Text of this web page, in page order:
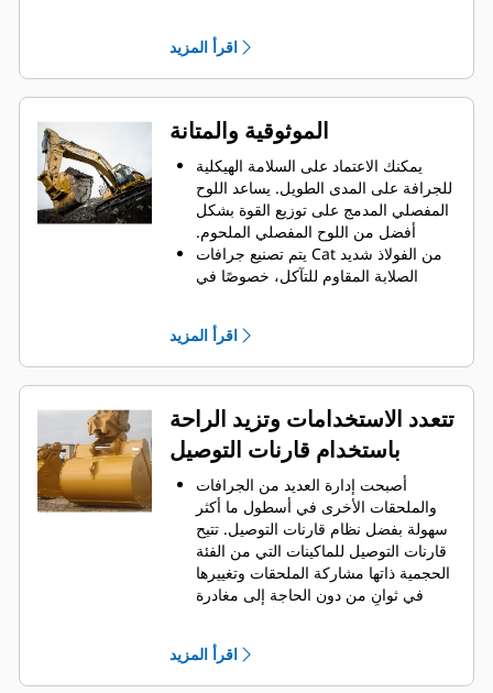
عدم سحب الجزء السفلي من الجرافة،
يزيد استهلاك الوقود إلى الحد الأقصى
أثناء الحفر. تم تصميم جرافات Cat بحيث
تخترق المواد بمنتهى السرعة لتحسين
تحميل كمية أكبر من المواد في أقل وقت
ممكن. يساعد شكل الجرافة والقضبان
الجانبية على الاحتفاظ بمعظم المواد في
الجرافة لكل حمولة.
اقرأ المزيد
الموثوقية والمتانة
يمكنك الاعتماد على السلامة الهيكلية
للجرافة على المدى الطويل. ‏‫يساعد اللوح
المفصلي المدمج على توزيع القوة بشكل
أفضل من اللوح المفصلي الملحوم.
يتم تصنيع جرافات Cat من الفولاذ شديد
الصلابة المقاوم للتآكل، خصوصًا في
يمكنك حماية أهم المناطق التي تتعرض
للتآكل المفرط في الجرافة باستخدام
أدوات التعشيق الأرضية (GET) من Cat .
‏‫تحافظ واقيات القضبان الجانبية والقواطع
الجانبية على أجزاء الجرافة التي تحتك
بالمواد وتخترقها بأكبر قدر.
يمكنك خفض تكاليف الصيانة باختيار
أدوات التعشيق الأرضية (GET) المناسبة
لجرافتك وتطبيقاتك.
تتوفر خيارات متنوعة من أطراف
الجرافات بما يتناسب مع تطبيقاتك.‬ سواء
كنت بحاجة إلى تنظيف الأرض وتسويتها أو
الحفر في المواد الصلبة الكاشطة، ستجد
لدينا الطرف المناسب.
اقرأ المزيد
تتعدد الاستخدامات وتزيد الراحة
باستخدام قارنات التوصيل
أصبحت إدارة العديد من الجرافات
والملحقات الأخرى في أسطول ما أكثر
سهولة بفضل نظام قارنات التوصيل. ‏‫تتيح
قارنات التوصيل للماكينات التي من الفئة
الحجمية ذاتها مشاركة الملحقات وتغييرها
في ثوانٍ من دون الحاجة إلى مغادرة
كما أن الجرافات التي يمكن تثبيتها
مباشرة بالماكينة بمسامير تتوافق مع
قارنات التوصيل ذات مسمار الإمساك من
اقرأ المزيد